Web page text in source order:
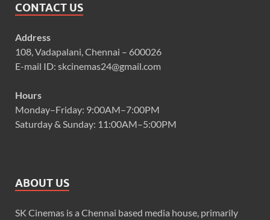
CONTACT US
Address
108, Vadapalani, Chennai – 600026
E-mail ID: skcinemas24@gmail.com
Hours
Monday–Friday: 9:00AM–7:00PM
Saturday & Sunday: 11:00AM–5:00PM
ABOUT US
SK Cinemas is a Chennai based media house, primarily